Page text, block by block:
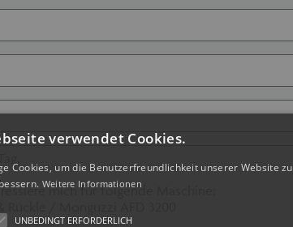
verwendet Cookies.
Cookies, um die Benutzerfreundlichkeit unserer Website zu
Weitere Informationen
UNBEDINGT ERFORDERLICH